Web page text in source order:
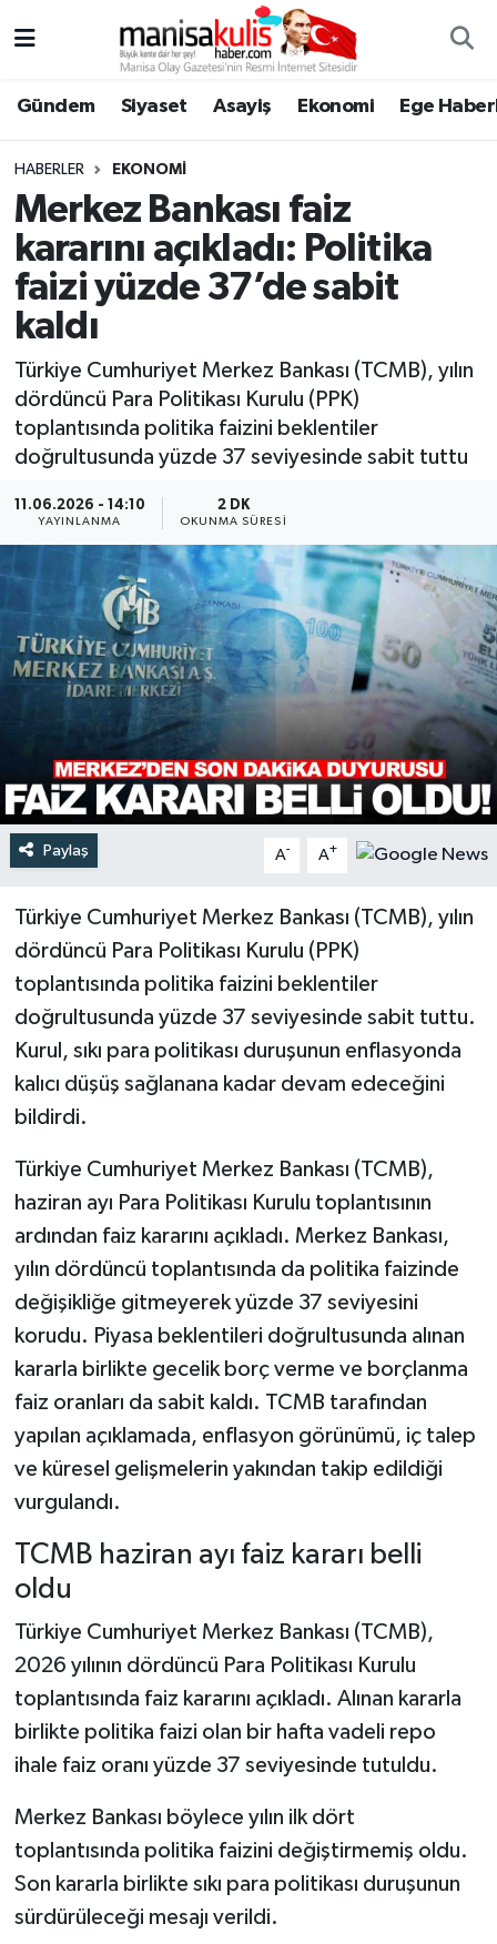
Gündem Siyaset Asayiş Ekonomi Ege
HABERLER EKONOMI
Merkez Bankası faiz
kararını açıkladı: Politika
faizi yüzde 37’de sabit
kaldı
Türkiye Cumhuriyet Merkez Bankası (TCMB), yılın
dördüncü Para Politikası Kurulu (PPK)
toplantısında politika faizini beklentiler
doğrultusunda yüzde 37 seviyesinde sabit tuttu
11.06.2026 - 14:10
YAYINLANMA
2 DK
OKUNMA SÜRESI
Paylaş A- A+
Türkiye Cumhuriyet Merkez Bankası (TCMB), yılın
dördüncü Para Politikası Kurulu (PPK)
toplantısında politika faizini beklentiler
doğrultusunda yüzde 37 seviyesinde sabit tuttu.
Kurul, sıkı para politikası duruşunun enflasyonda
kalıcı düşüş sağlanana kadar devam edeceğini
bildirdi.
Türkiye Cumhuriyet Merkez Bankası (TCMB),
haziran ayı Para Politikası Kurulu toplantısının
ardından faiz kararını açıkladı. Merkez Bankası,
yılın dördüncü toplantısında da politika faizinde
değişikliğe gitmeyerek yüzde 37 seviyesini
korudu. Piyasa beklentileri doğrultusunda alınan
kararla birlikte gecelik borç verme ve borçlanma
faiz oranları da sabit kaldı. TCMB tarafından
yapılan açıklamada, enflasyon görünümü, iç talep
ve küresel gelişmelerin yakından takip edildiği
vurgulandı.
TCMB haziran ayı faiz kararı belli
oldu
Türkiye Cumhuriyet Merkez Bankası (TCMB),
2026 yılının dördüncü Para Politikası Kurulu
toplantısında faiz kararını açıkladı. Alınan kararla
birlikte politika faizi olan bir hafta vadeli repo
ihale faiz oranı yüzde 37 seviyesinde tutuldu.
Merkez Bankası böylece yılın ilk dört
toplantısında politika faizini değiştirmemiş oldu.
Son kararla birlikte sıkı para politikası duruşunun
sürdürüleceği mesajı verildi.
Ege Haberleri
Ekonomi
Genel
Gündem
Resmi İlan
Siyaset
Yaşam
Yunusemre Hava Durumu
Yunusemre Trafik Yoğunluk Haritası
Süper Lig Puan Durumu ve Fikstür
Tüm Manşetler
Son Dakika Haberleri
Haber Arşivi